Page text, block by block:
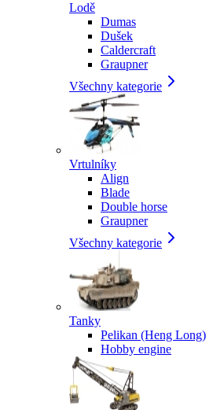
Lodě
Dumas
Dušek
Caldercraft
Graupner
Všechny kategorie
Vrtulníky
Align
Blade
Double horse
Graupner
Všechny kategorie
Tanky
Pelikan (Heng Long)
Hobby engine